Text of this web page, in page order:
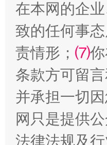
全民健身五年计划来
在本网的企
致的任何事态
责情形； ⑺
条款方可留
并承担一切
网只是提供
法律法规及